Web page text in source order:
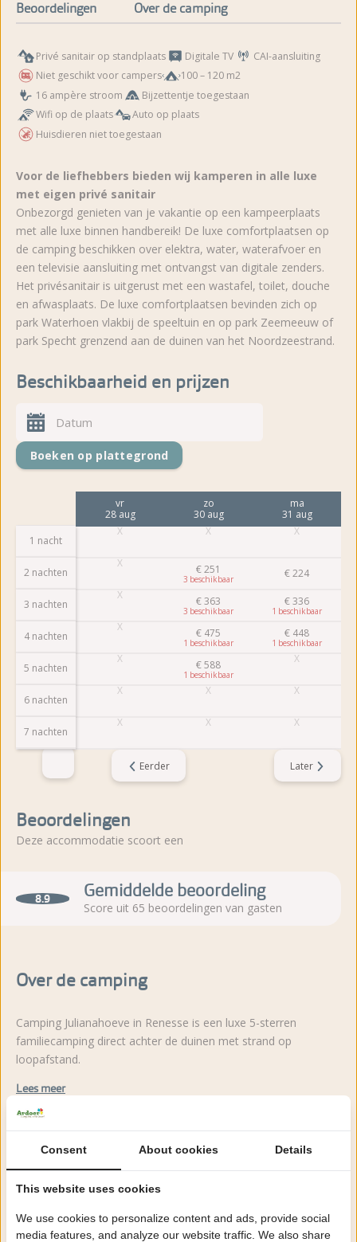
Beoordelingen
Over de camping
Privé sanitair op standplaats Digitale TV
CAI-aansluiting
Niet geschikt voor campers
100 – 120 m2
16 ampère stroom
Bijzettentje toegestaan
Wifi op de plaats
Auto op plaats
Huisdieren niet toegestaan
Voor de liefhebbers bieden wij kamperen in alle luxe
met eigen privé sanitair
Onbezorgd genieten van je vakantie op een kampeerplaats
met alle luxe binnen handbereik! De luxe comfortplaatsen op
de camping beschikken over elektra, water, waterafvoer en
een televisie aansluiting met ontvangst van digitale zenders.
Het privésanitair is uitgerust met een wastafel, toilet, douche
en afwasplaats. De luxe comfortplaatsen bevinden zich op
park Waterhoen vlakbij de speeltuin en op park Zeemeeuw of
park Specht grenzend aan de duinen van het Noordzeestrand.
Beschikbaarheid en prijzen
Boeken op plattegrond
Eerder Later
1 nacht
2 nachten
3 nachten
4 nachten
5 nachten
6 nachten
7 nachten
vr
28 aug
zo
30 aug
€251
3
€363
3
€ 475
1
€588
1
ma
31 aug
€224
€336
1
€ 448
1
Beoordelingen
Deze accommodatie scoort een
8.9 Gemiddelde beoordeling
Score uit 65 beoordelingen van gasten
Over de camping
Camping Julianahoeve in Renesse is een luxe 5-sterren
familiecamping direct achter de duinen met strand op
loopafstand.
Lees meer
Zeker boeken!
kosteloos te wijzigen of te annuleren.
Consent About cookies Details
This website uses cookies
We use cookies to personalize content and ads, provide social
media features, and analyze our website traffic. We also share